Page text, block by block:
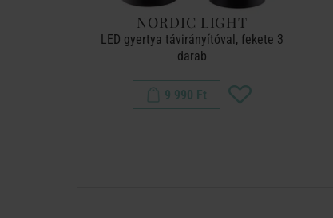
NORDIC LIGHT
LED gyertya távirányítóval, fekete 3
darab
9 990 Ft